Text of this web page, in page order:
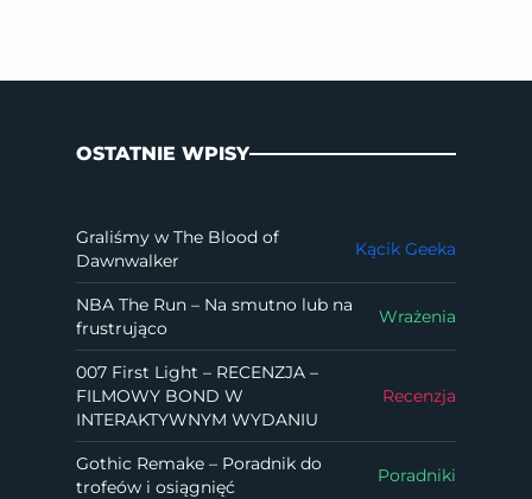
OSTATNIE WPISY
Graliśmy w The Blood of
Dawnwalker
Kącik Geeka
NBA The Run – Na smutno lub na
frustrująco
Wrażenia
007 First Light – RECENZJA –
FILMOWY BOND W
INTERAKTYWNYM WYDANIU
Recenzja
Gothic Remake – Poradnik do
trofeów i osiągnięć
Poradniki